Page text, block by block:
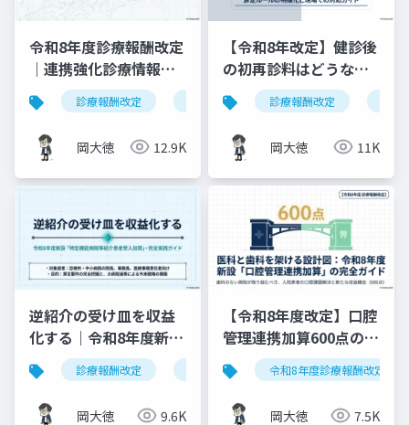
令和8年度診療報酬改定
｜連携強化診療情報提
供料の見直しを図解で
解説
診療報酬改定 連携強化診療情報提供料 令和8年度
岡大徳 12.9K
【令和8年改定】健診後
の初再診料はどうな
る？算定ルールの明確
化と現場での対応ガイ
ド
診療報酬改定
岡大徳 11K
逆紹介の受け皿を収益
化する｜令和8年度新設
「特定機能病院等紹介
患者受入加算」完全実
践ガイド
診療報酬改定 特定機能病院等紹介患者受入加算
岡大徳 9.6K
【令和8年度改定】口腔
管理連携加算600点の算
定要件・施設基準まと
め
令和8年度診療報酬改定
岡大徳 7.5K